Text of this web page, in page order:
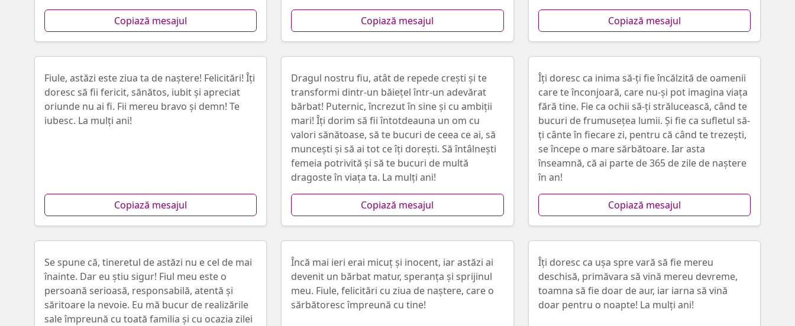
Copiază mesajul Copiază mesajul Copiază mesajul
Fiule, astăzi este ziua ta de naștere! Felicitări! Îți
doresc să fii fericit, sănătos, iubit și apreciat
oriunde nu ai fi. Fii mereu bravo și demn! Te
iubesc. La mulți ani!
Copiază mesajul
Dragul nostru fiu, atât de repede crești și te
transformi dintr-un băiețel într-un adevărat
bărbat! Puternic, încrezut în sine și cu ambiții
mari! Îți dorim să fii întotdeauna un om cu
valori sănătoase, să te bucuri de ceea ce ai, să
muncești și să ai tot ce îți dorești. Să întâlnești
femeia potrivită și să te bucuri de multă
dragoste în viața ta. La mulți ani!
Copiază mesajul
Îți doresc ca inima să-ți fie încălzită de oamenii
care te înconjoară, care nu-și pot imagina viața
fără tine. Fie ca ochii să-ți strălucească, când te
bucuri de frumusețea lumii. Și fie ca sufletul să-
ți cânte în fiecare zi, pentru că când te trezești,
se începe o mare sărbătoare. Iar asta
înseamnă, că ai parte de 365 de zile de naștere
în an!
Copiază mesajul
Se spune că, tineretul de astăzi nu e cel de mai
înainte. Dar eu știu sigur! Fiul meu este o
persoană serioasă, responsabilă, atentă și
săritoare la nevoie. Eu mă bucur de realizările
sale împreună cu toată familia și cu ocazia zilei
Încă mai ieri erai micuț și inocent, iar astăzi ai
devenit un bărbat matur, speranța și sprijinul
meu. Fiule, felicitări cu ziua de naștere, care o
sărbătoresc împreună cu tine!
Îți doresc ca ușa spre vară să fie mereu
deschisă, primăvara să vină mereu devreme,
toamna să fie doar de aur, iar iarna să vină
doar pentru o noapte! La mulți ani!